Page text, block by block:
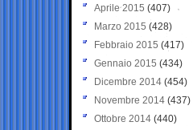
Aprile 2015 (407)
Marzo 2015 (428)
Febbraio 2015 (417)
Gennaio 2015 (434)
Dicembre 2014 (454)
Novembre 2014 (437)
Ottobre 2014 (440)